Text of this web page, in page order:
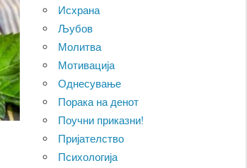
Исхрана
Љубов
Молитва
Мотивација
Однесување
Порака на денот
Поучни приказни!
Пријателство
Психологија